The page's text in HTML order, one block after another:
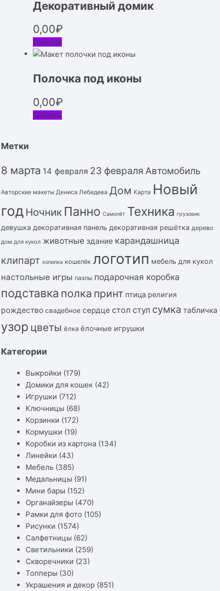
Декоративный домик
0,00₽
Скачать
Полочка под иконы
0,00₽
Скачать
Метки
8 марта 14 февраля 23 февраля Автомобиль
Авторские макеты Дениса Лебедева Дом Карта Новый
год Ночник Панно Самолёт Техника грузовик
девушка декоративная панель декоративная решётка дерево
дом для кукол животные здание карандашница
клипарт копилка кошелёк логотип мебель для кукол
настольные игры пазлы подарочная коробка
подставка полка принт птица религия
рождество свадебное сердце стол стул сумка табличка
узор цветы ёлка ёлочные игрушки
Категории
Выкройки (179)
Домики для кошек (42)
Игрушки (712)
Ключницы (68)
Корзинки (172)
Кормушки (19)
Коробки из картона (134)
Линейки (43)
Мебель (385)
Медальницы (91)
Мини бары (152)
Органайзеры (470)
Рамки для фото (105)
Рисунки (1574)
Салфетницы (62)
Светильники (259)
Скворечники (23)
Топперы (30)
Украшения и декор (851)